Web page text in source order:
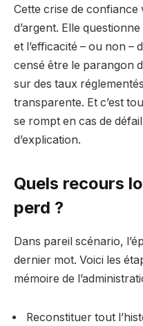
Cette crise de confiance
d’argent. Elle
et l’efficacité – ou non –
censé être le parangon
sur des taux
transparente. Et c’est
se rompt en cas de
d’explication.
Quels recours
perd ?
Dans pareil scénario,
dernier mot. Voici les
mémoire de
Reconstituer tout